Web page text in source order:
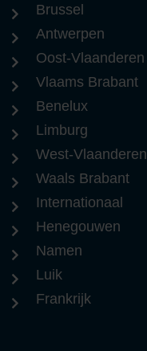
Brussel
Antwerpen
Oost-Vlaanderen
Vlaams Brabant
Benelux
Limburg
West-Vlaanderen
Waals Brabant
Internationaal
Henegouwen
Namen
Luik
Frankrijk